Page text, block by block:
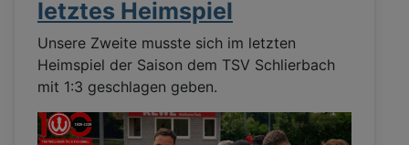
letztes Heimspiel
Unsere Zweite musste sich im letzten
Heimspiel der Saison dem TSV Schlierbach
mit 1:3 geschlagen geben.